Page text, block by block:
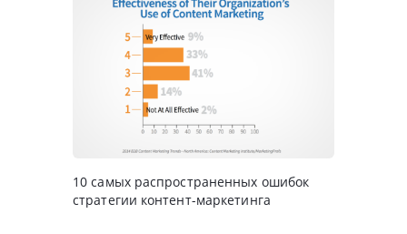
10 самых распространенных ошибок
стратегии контент-маркетинга